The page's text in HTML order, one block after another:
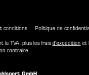
conditions Politique de
la TVA, plus les frais d'expédition et
contraire.